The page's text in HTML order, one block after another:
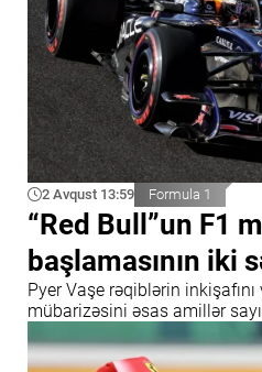
2 Avqust 13:59 Formula 1
“Red Bull”un F1
başlamasının iki
Pyer Vaşe rəqiblərin
mübarizəsini əsas amillər